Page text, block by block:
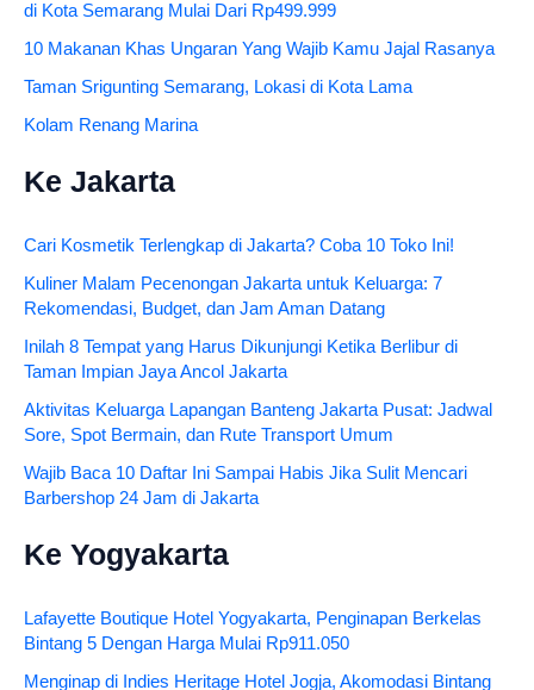
di Kota Semarang Mulai Dari Rp499.999
10 Makanan Khas Ungaran Yang Wajib Kamu Jajal Rasanya
Taman Srigunting Semarang, Lokasi di Kota Lama
Kolam Renang Marina
Ke Jakarta
Cari Kosmetik Terlengkap di Jakarta? Coba 10 Toko Ini!
Kuliner Malam Pecenongan Jakarta untuk Keluarga: 7
Rekomendasi, Budget, dan Jam Aman Datang
Inilah 8 Tempat yang Harus Dikunjungi Ketika Berlibur di
Taman Impian Jaya Ancol Jakarta
Aktivitas Keluarga Lapangan Banteng Jakarta Pusat: Jadwal
Sore, Spot Bermain, dan Rute Transport Umum
Wajib Baca 10 Daftar Ini Sampai Habis Jika Sulit Mencari
Barbershop 24 Jam di Jakarta
Ke Yogyakarta
Lafayette Boutique Hotel Yogyakarta, Penginapan Berkelas
Bintang 5 Dengan Harga Mulai Rp911.050
Menginap di Indies Heritage Hotel Jogja, Akomodasi Bintang